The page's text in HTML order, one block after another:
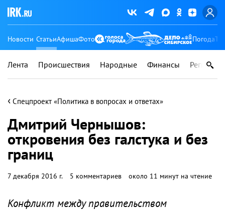
Новости СтатьиАфишаФото Погода
Лента Происшествия Народные Финансы Регионы
‹ Спецпроект «Политика в вопросах и ответах»
Дмитрий Чернышов:
откровения без галстука и без
границ
7 декабря 2016 г. 5 комментариев около 11 минут на чтение
Конфликт между правительством